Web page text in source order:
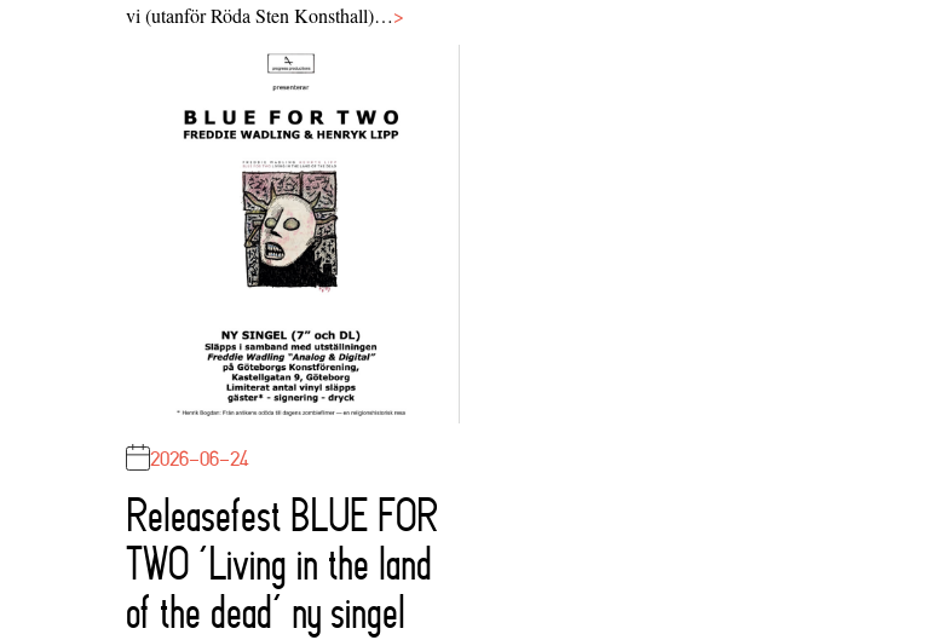
vi (utanför Röda Sten Konsthall)…>
2026-06-24
Releasefest BLUE FOR
TWO ‘Living in the land
of the dead’ ny singel